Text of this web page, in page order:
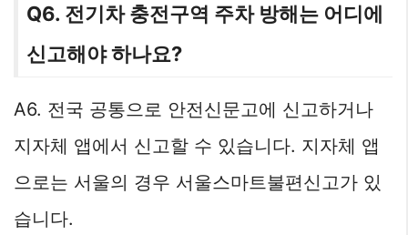
Q6. 전기차 충전구역 주차 방해는 어디에
신고해야 하나요?
A6. 전국 공통으로 안전신문고에 신고하거나
지자체 앱에서 신고할 수 있습니다. 지자체 앱
으로는 서울의 경우 서울스마트불편신고가 있
습니다.